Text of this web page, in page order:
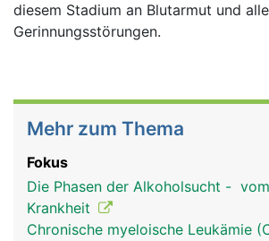
diesem Stadium an Blutarmut und
Gerinnungsstörungen.
Mehr zum Thema
Fokus
Die Phasen der Alkoholsucht -
Krankheit
Chronische myeloische Leukämie